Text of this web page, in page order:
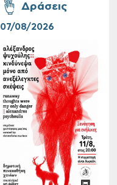
Συνεχίζονται οι
δωρεάν ξεναγήσεις
για ενήλικες στη
Δημοτική
Δράσεις
07/08/2026